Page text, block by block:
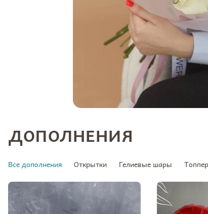
ДОПОЛНЕНИЯ
Все дополнения Открытки Гелиевые шары